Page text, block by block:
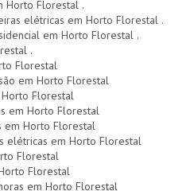
Horto Florestal .
elétricas em Horto Florestal .
em Horto Florestal .
.
Florestal
em Horto Florestal
Florestal
em Horto Florestal
em Horto Florestal
elétricas em Horto Florestal
Florestal
Florestal
em Horto Florestal